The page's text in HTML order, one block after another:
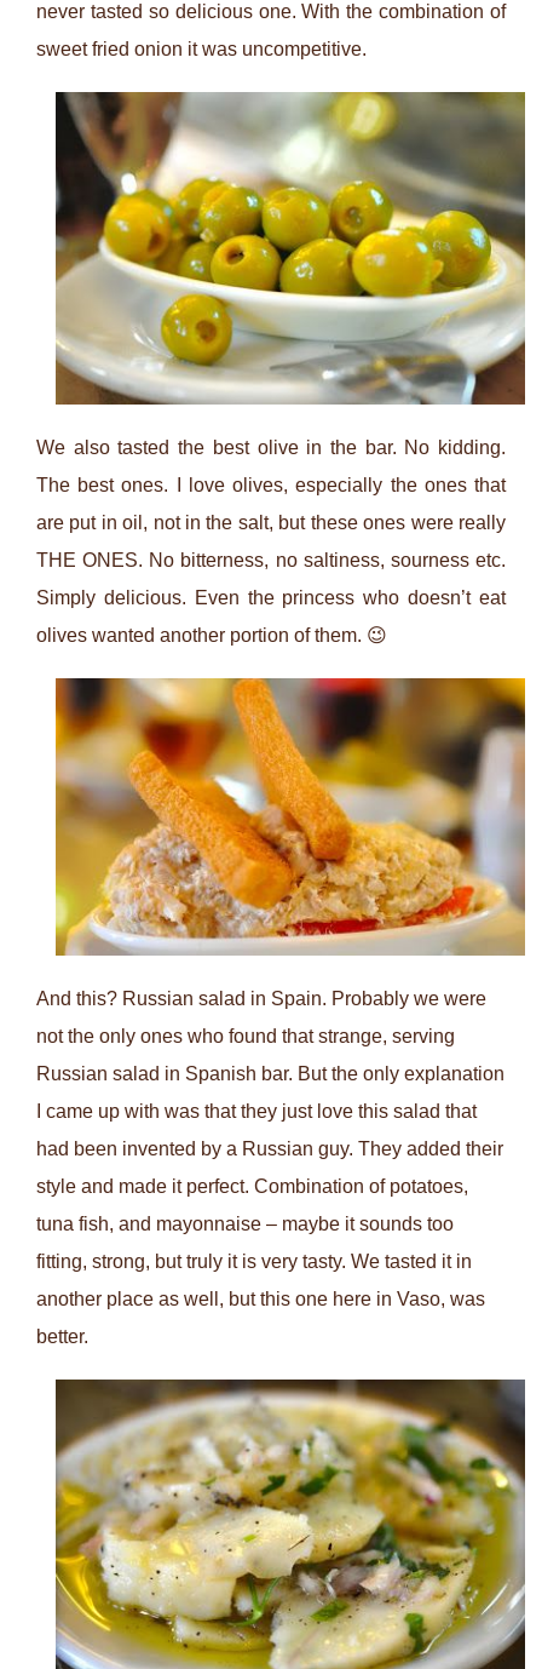
never tasted so delicious one. With the combination of
sweet fried onion it was uncompetitive.
We also tasted the best olive in the bar. No kidding.
The best ones. I love olives, especially the ones that
are put in oil, not in the salt, but these ones were really
THE ONES. No bitterness, no saltiness, sourness etc.
Simply delicious. Even the princess who doesn’t eat
olives wanted another portion of them. 😉
And this? Russian salad in Spain. Probably we were
not the only ones who found that strange, serving
Russian salad in Spanish bar. But the only explanation
I came up with was that they just love this salad that
had been invented by a Russian guy. They added their
style and made it perfect. Combination of potatoes,
tuna fish, and mayonnaise – maybe it sounds too
fitting, strong, but truly it is very tasty. We tasted it in
another place as well, but this one here in Vaso, was
better.